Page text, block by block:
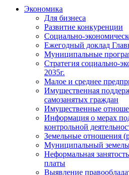
Экономика
Для бизнеса
Развитие конкуренции
Социально-
Ежегодный доклад
Муниципальные
Стратегия социально-
2035г.
Малое и среднее
Имущественная
самозанятых граждан
Имущественные
Информация о мерах
контрольной
Земельные отношения
Муниципальный
Неформальная
платы
Выявление